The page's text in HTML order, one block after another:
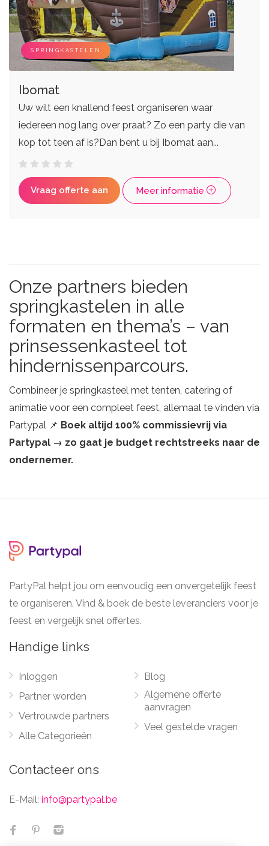
SPRINGKASTELEN
Ibomat
Uw wilt een knallend feest organiseren waar
iedereen nog lang over praat? Zo een party die van
kop tot teen af is?Dan bent u bij Ibomat aan...
Vraag offerte aan Meer informatie
Onze partners bieden
springkastelen in alle
formaten en thema’s – van
prinsessenkasteel tot
hindernissenparcours.
Combineer je springkasteel met tenten, catering of
animatie voor een compleet feest, allemaal te vinden via
Partypal 📌 Boek altijd 100% commissievrij via
Partypal → zo gaat je budget rechtstreeks naar de
ondernemer.
PartyPal helpt jou om eenvoudig een onvergetelijk feest
te organiseren. Vind & boek de beste leveranciers voor je
feest en vergelijk snel offertes.
Handige links
Inloggen
Partner worden
Vertrouwde partners
Alle Categorieën
Blog
Algemene offerte
aanvragen
Veel gestelde vragen
Contacteer ons
E-Mail: info@partypal.be